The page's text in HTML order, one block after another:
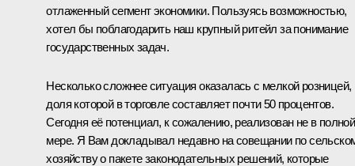
отлаженный сегмент экономики. Пользуясь возможностью,
хотел бы поблагодарить наш крупный ритейл за понимание
государственных задач.
Несколько сложнее ситуация оказалась с мелкой розницей,
доля которой в торговле составляет почти 50 процентов.
Сегодня её потенциал, к сожалению, реализован не в полной
мере. Я Вам докладывал недавно на совещании по
хозяйству о пакете законодательных решений, которые